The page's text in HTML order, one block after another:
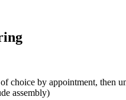
choice by appointment, then
assembly)